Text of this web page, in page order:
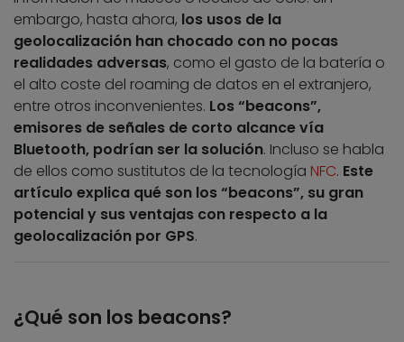
embargo, hasta ahora, los usos de la
geolocalización han chocado con no pocas
realidades adversas, como el gasto de la batería o
el alto coste del roaming de datos en el extranjero,
entre otros inconvenientes. Los “beacons”,
emisores de señales de corto alcance vía
Bluetooth, podrían ser la solución. Incluso se habla
de ellos como sustitutos de la tecnología NFC. Este
artículo explica qué son los “beacons”, su gran
potencial y sus ventajas con respecto a la
geolocalización por GPS.
¿Qué son los beacons?